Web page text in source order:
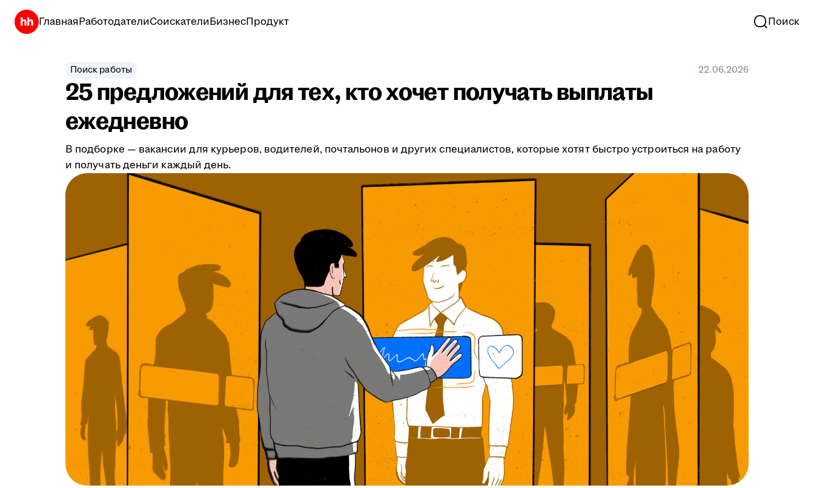
ГлавнаяРаботодателиСоискателиБизнесПродукт Поиск
Поиск работы 22.06.2026
25 предложений для тех, кто хочет получать выплаты
ежедневно
В подборке — вакансии для курьеров, водителей, почтальонов и других специалистов, которые хотят быстро устроиться на работу
и получать деньги каждый день.